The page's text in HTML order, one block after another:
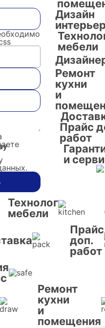
Дизайн
мебели
Ремонт
кухни
и
Прайс
работ
и
Технолог
мебели
Прайс
доп.
работ
Ремонт
кухни
и
помещения